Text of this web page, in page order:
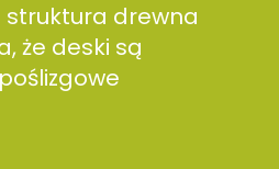
drewna
że deski są